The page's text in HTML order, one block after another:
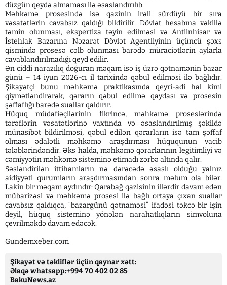
düzgün qeydə almaması ilə əsaslandırılıb.
Məhkəmə prosesində isə qazinin irəli sürdüyü bir sıra
vəsatətlərin cavabsız qaldığı bildirilir. Dövlət hesabına vəkillə
təmin olunması, ekspertiza təyin edilməsi və Antiinhisar və
İstehlak Bazarına Nəzarət Dövlət Agentliyinin üçüncü şəxs
qismində prosesə cəlb olunması barədə müraciətlərin aylarla
cavablandırılmadığı qeyd edilir.
Ən ciddi narazılıq doğuran məqam isə iş üzrə qətnamənin bazar
günü – 14 iyun 2026-cı il tarixində qəbul edilməsi ilə bağlıdır.
Şikayətçi bunu məhkəmə praktikasında qeyri-adi hal kimi
qiymətləndirərək, qərarın qəbul edilmə qaydası və prosesin
şəffaflığı barədə suallar qaldırır.
Hüquq müdafiəçilərinin fikrincə, məhkəmə proseslərində
tərəflərin vəsatətlərinə vaxtında və əsaslandırılmış şəkildə
münasibət bildirilməsi, qəbul edilən qərarların isə tam şəffaf
olması ədalətli məhkəmə araşdırması hüququnun vacib
tələblərindəndir. Əks halda, məhkəmə qərarlarının legitimliyi və
cəmiyyətin məhkəmə sisteminə etimadı zərbə altında qalır.
Səsləndirilən ittihamların nə dərəcədə əsaslı olduğu yalnız
aidiyyəti qurumların araşdırmasından sonra məlum ola bilər.
Lakin bir məqam aydındır: Qarabağ qazisinin illərdir davam edən
mübarizəsi və məhkəmə prosesi ilə bağlı ortaya çıxan suallar
cavabsız qaldıqca, “bazargünü qətnaməsi” ifadəsi təkcə bir işin
deyil, hüquq sisteminə yönələn narahatlıqların simvoluna
çevrilməkdə davam edəcək.
Gundemxeber.com
Şikayət və təkliflər üçün qaynar xətt:
Əlaqə whatsapp:+994 70 402 02 85
BakuNews.az